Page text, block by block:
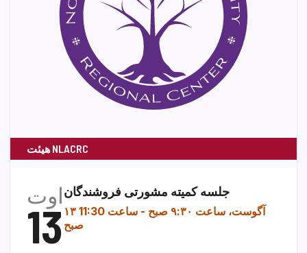
هیئت NLACRC
اوت
13
جلسه کمیته مشورتی فروشندگان
۱۳ آگوست، ساعت ۹:۳۰ صبح -
ساعت 11:30
صبح